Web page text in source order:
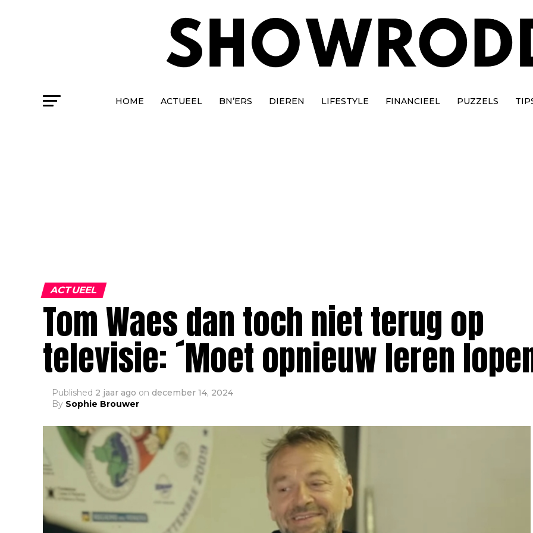
HOME ACTUEEL BN’ERS DIEREN LIFESTYLE FINANCIEEL PUZZELS
ACTUEEL
Tom Waes dan toch niet terug op
televisie: ´Moet opnieuw leren
Published 2 jaar ago on december 14, 2024
By Sophie Brouwer